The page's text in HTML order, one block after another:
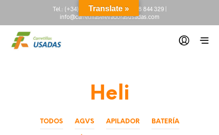
Tel.: (+34) 665 845 222-(+34) 918 844 329|
info@carretillaselevadorasusadas.com
Heli
TODOS AGV´S APILADOR BATERÍA
Translate »